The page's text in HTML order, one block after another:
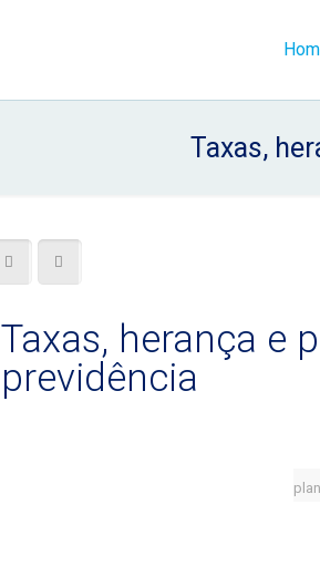
Taxas,
Taxas, herança e
previdência